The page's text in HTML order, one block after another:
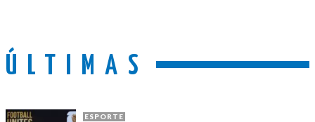
ÚLTIMAS
ESPORTE